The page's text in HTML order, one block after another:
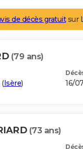
de décès gratuitsur
(79 ans)
(Isère) 16/
(73 ans)